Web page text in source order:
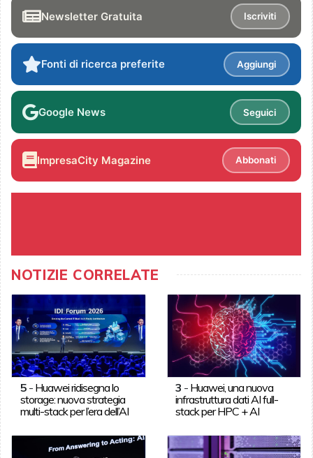
Newsletter Gratuita Iscriviti
Fonti di ricerca preferite Aggiungi
Google News Seguici
ImpresaCity Magazine Abbonati
NOTIZIE CORRELATE
5- Huawei ridisegna lo
storage: nuova strategia
multi-stack per l’era dell’AI
3 - Huawei, una nuova
infrastruttura dati AI full-
stack per HPC + AI